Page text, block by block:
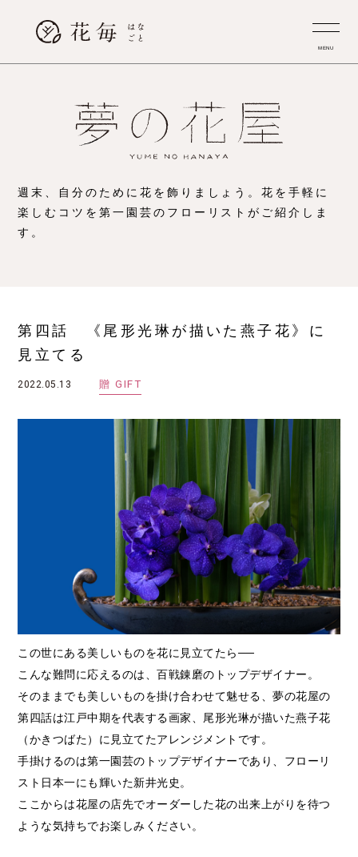
MENU
週末、自分のために花を飾りましょう。花を手軽に
楽しむコツを第一園芸のフローリストがご紹介しま
す。
第四話 《尾形光琳が描いた燕子花》に
見立てる
2022.05.13 贈 GIFT
この世にある美しいものを花に見立てたら──
こんな難問に応えるのは、百戦錬磨のトップデザイナー。
そのままでも美しいものを掛け合わせて魅せる、夢の花屋の
第四話は江戸中期を代表する画家、尾形光琳が描いた燕子花
（かきつばた）に見立てたアレンジメントです。
手掛けるのは第一園芸のトップデザイナーであり、フローリ
スト日本一にも輝いた新井光史。
ここからは花屋の店先でオーダーした花の出来上がりを待つ
ような気持ちでお楽しみください。